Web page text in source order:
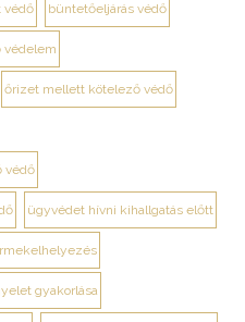
védő büntetőeljárás védő
védelem
őrizet mellett kötelező védő
védő
ügyvédet hívni kihallgatás előtt
gyakorlása